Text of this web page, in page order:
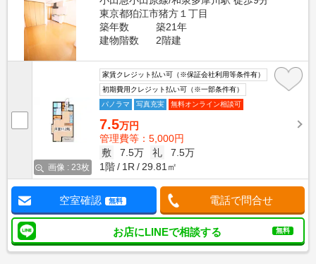
東京都狛江市猪方１丁目
築年数
築21年
建物階数
2階建
画像 : 23枚
家賃クレジット払い可（※保証会社利用等条件有）
初期費用クレジット払い可（※一部条件有）
パノラマ
写真充実 無料オンライン相談可
7.5万円
管理費等：5,000円
敷
7.5万 礼
7.5万
1階
1R 29.81㎡
空室確認 無料 電話で問合せ
お店にLINEで相談する 無料